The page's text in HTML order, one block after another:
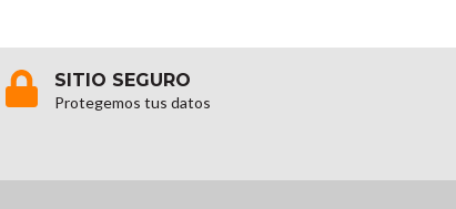
SITIO SEGURO
Protegemos tus datos